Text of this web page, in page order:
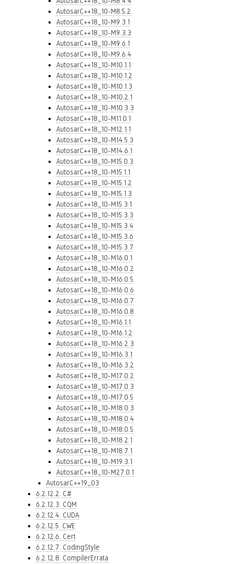
AutosarC++18_10-M8.5.2
AutosarC++18_10-M9.3.1
AutosarC++18_10-M9.3.3
AutosarC++18_10-M9.6.1
AutosarC++18_10-M9.6.4
AutosarC++18_10-M10.1.1
AutosarC++18_10-M10.1.2
AutosarC++18_10-M10.1.3
AutosarC++18_10-M10.2.1
AutosarC++18_10-M10.3.3
AutosarC++18_10-M11.0.1
AutosarC++18_10-M12.1.1
AutosarC++18_10-M14.5.3
AutosarC++18_10-M14.6.1
AutosarC++18_10-M15.0.3
AutosarC++18_10-M15.1.1
AutosarC++18_10-M15.1.2
AutosarC++18_10-M15.1.3
AutosarC++18_10-M15.3.1
AutosarC++18_10-M15.3.3
AutosarC++18_10-M15.3.4
AutosarC++18_10-M15.3.6
AutosarC++18_10-M15.3.7
AutosarC++18_10-M16.0.1
AutosarC++18_10-M16.0.2
AutosarC++18_10-M16.0.5
AutosarC++18_10-M16.0.6
AutosarC++18_10-M16.0.7
AutosarC++18_10-M16.0.8
AutosarC++18_10-M16.1.1
AutosarC++18_10-M16.1.2
AutosarC++18_10-M16.2.3
AutosarC++18_10-M16.3.1
AutosarC++18_10-M16.3.2
AutosarC++18_10-M17.0.2
AutosarC++18_10-M17.0.3
AutosarC++18_10-M17.0.5
AutosarC++18_10-M18.0.3
AutosarC++18_10-M18.0.4
AutosarC++18_10-M18.0.5
AutosarC++18_10-M18.2.1
AutosarC++18_10-M18.7.1
AutosarC++18_10-M19.3.1
AutosarC++18_10-M27.0.1
AutosarC++19_03
6.2.12.2. C#
6.2.12.3. CQM
6.2.12.4. CUDA
6.2.12.5. CWE
6.2.12.6. Cert
6.2.12.7. CodingStyle
6.2.12.8. CompilerErrata